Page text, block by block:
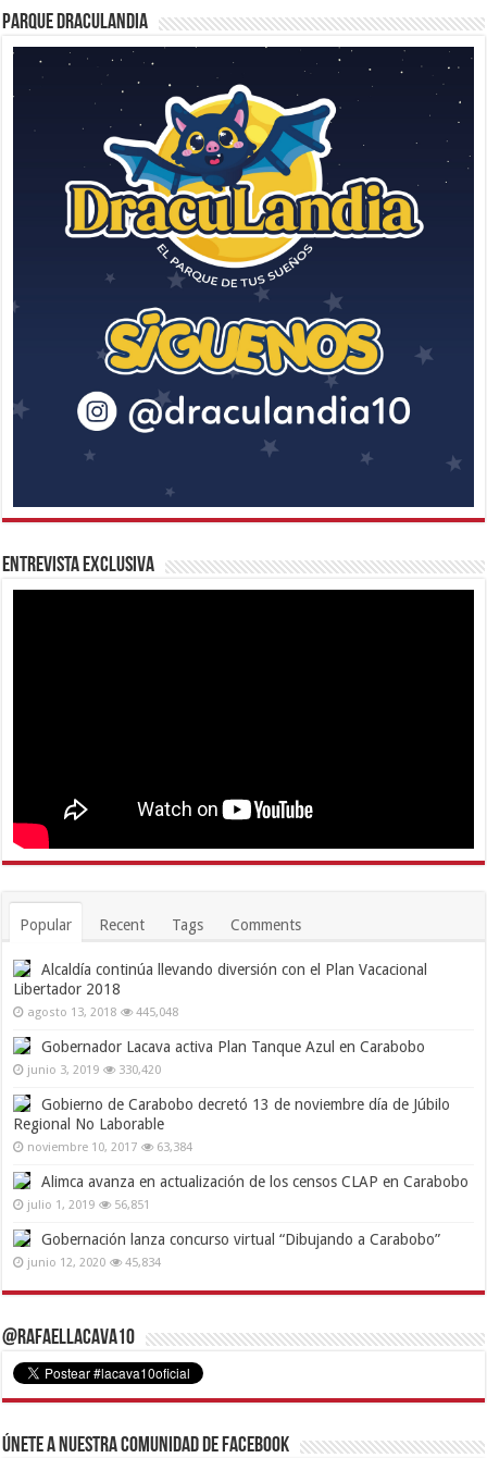
Parque Draculandia
Entrevista Exclusiva
Popular Recent Tags Comments
Alcaldía continúa llevando diversión con el Plan Vacacional
Libertador 2018
agosto 13, 2018 445,048
Gobernador Lacava activa Plan Tanque Azul en Carabobo
junio 3, 2019 330,420
Gobierno de Carabobo decretó 13 de noviembre día de Júbilo
Regional No Laborable
noviembre 10, 2017 63,384
Alimca avanza en actualización de los censos CLAP en Carabobo
julio 1, 2019 56,851
Gobernación lanza concurso virtual “Dibujando a Carabobo”
junio 12, 2020 45,834
@RafaelLacava10
Únete a nuestra comunidad de Facebook